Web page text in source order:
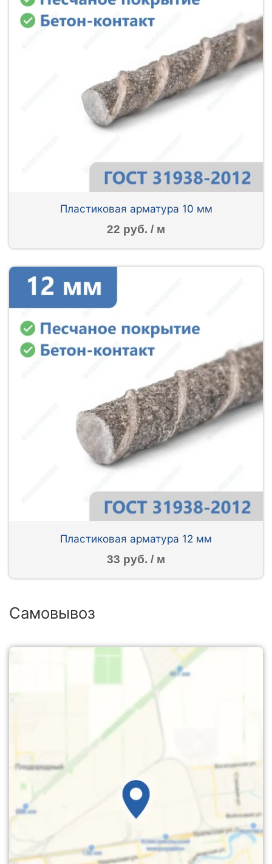
Пластиковая арматура 10 мм
22 руб. / м
Пластиковая арматура 12 мм
33 руб. / м
Самовывоз